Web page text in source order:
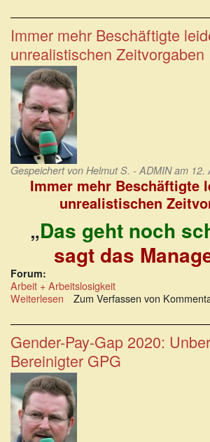
Arbeitskämpfe
im
Groß-
und
Einzelhandel
Immer mehr Beschäftigte
unrealistischen Zeitvorgaben
Gespeichert von Helmut S. - ADMINam 12.
Immer mehr Beschäftigte
unrealistischen
„Das geht noch
sagt das
Forum:
Arbeit + Arbeitslosigkeit
Weiterlesen über
mehr
Beschäftigte
leiden
unter
unrealistischen
Zeitvorgaben
Zum Verfassen von
Gender-Pay-Gap 2020:
Bereinigter GPG